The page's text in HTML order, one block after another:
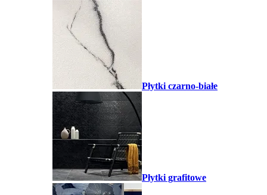
Płytki czarno-białe
Płytki grafitowe